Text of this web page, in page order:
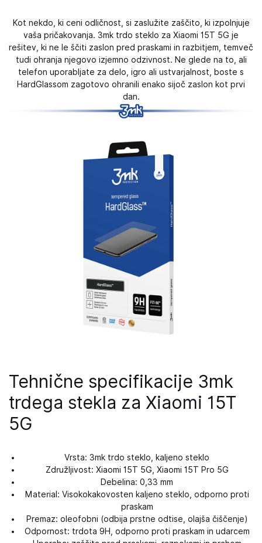
Kot nekdo, ki ceni odličnost, si zaslužite zaščito, ki izpolnjuje
vaša pričakovanja. 3mk trdo steklo za Xiaomi 15T 5G je
rešitev, ki ne le ščiti zaslon pred praskami in razbitjem, temveč
tudi ohranja njegovo izjemno odzivnost. Ne glede na to, ali
telefon uporabljate za delo, igro ali ustvarjalnost, boste s
HardGlassom zagotovo ohranili enako sijoč zaslon kot prvi
dan.
Tehnične specifikacije 3mk
trdega stekla za Xiaomi 15T
5G
Vrsta: 3mk trdo steklo, kaljeno steklo
Združljivost: Xiaomi 15T 5G, Xiaomi 15T Pro 5G
Debelina: 0,33 mm
Material: Visokokakovosten kaljeno steklo, odporno proti
praskam
Premaz: oleofobni (odbija prstne odtise, olajša čiščenje)
Odpornost: trdota 9H, odporno proti praskam in udarcem